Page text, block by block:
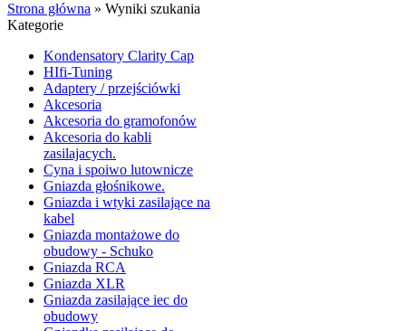
Strona główna » Wyniki szukania
Kategorie
Kondensatory Clarity Cap
HIfi-Tuning
Adaptery / przejściówki
Akcesoria
Akcesoria do gramofonów
Akcesoria do kabli
zasilajacych.
Cyna i spoiwo lutownicze
Gniazda głośnikowe.
Gniazda i wtyki zasilające na
kabel
Gniazda montażowe do
obudowy - Schuko
Gniazda RCA
Gniazda XLR
Gniazda zasilające iec do
obudowy